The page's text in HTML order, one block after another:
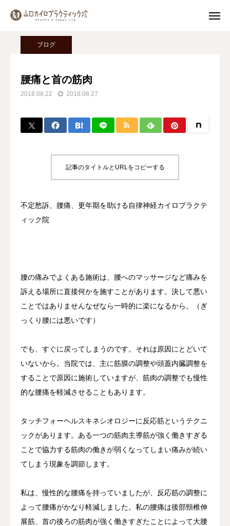
ブログ ブログ
ブログ
腰痛と首の筋肉
2018.08.22 2018.08.27
記事のタイトルとURLをコピーする
不定愁訴、腰痛、更年期を助ける自律神経カイロプラクテ
ィック院
腰の痛みでよくある施術は、腰へのマッサージなど痛みを
訴える場所に直接何かを施すことがあります。決して悪い
ことではありませんなぜなら一時的に楽になるから。（ぎ
っくり腰には悪いです）
でも、すぐに戻ってしまうのです。それは原因にとどいて
いないから。当院では、主に筋膜の調整や頭蓋内臓調整を
することで原因に施術していますが、筋肉の調整でも慢性
的な腰痛を軽減させることもあります。
タッチフォーヘルスキネシオロジーに反応筋というテクニ
ックがあります。ある一つの筋肉主導筋が強く働きすぎる
ことで協力する筋肉の働きが弱くなってしまい痛みが続い
てしまう現象を調節します。
私は、慢性的な腰痛を持っていましたが、反応筋の調整に
よって腰痛がかなり軽減しました。私の腰痛は後部頸椎伸
展筋、首の後ろの筋肉が強く働きすぎたことによって大腰
MENU
施術料金
院長紹介
お問い合わせ